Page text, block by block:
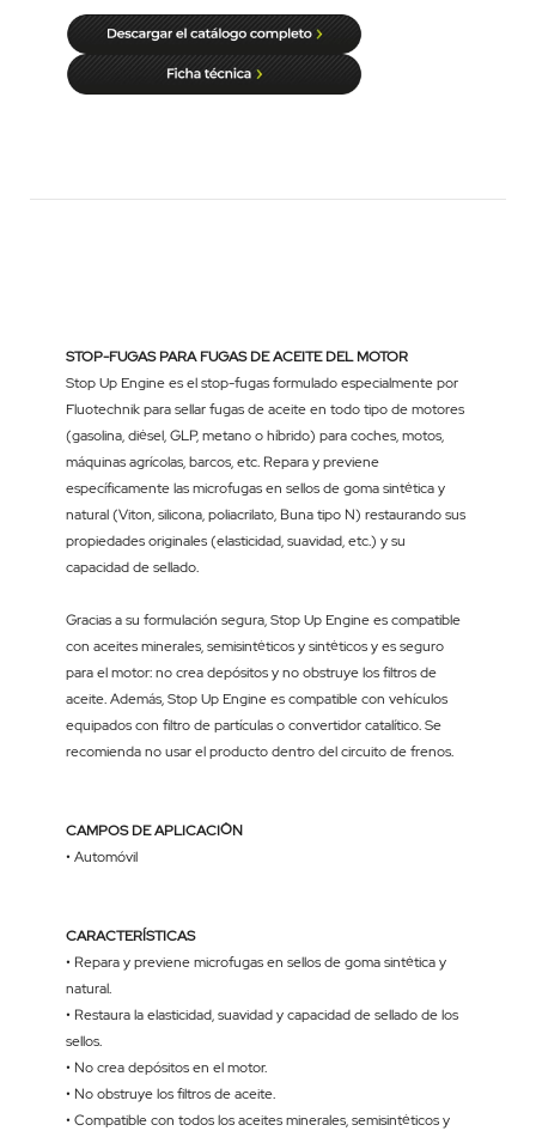
STOP-FUGAS PARA FUGAS DE ACEITE DEL MOTOR
Stop Up Engine es el stop-fugas formulado especialmente por
Fluotechnik para sellar fugas de aceite en todo tipo de motores
(gasolina, diésel, GLP, metano o híbrido) para coches, motos,
máquinas agrícolas, barcos, etc. Repara y previene
específicamente las microfugas en sellos de goma sintética y
natural (Viton, silicona, poliacrilato, Buna tipo N) restaurando sus
propiedades originales (elasticidad, suavidad, etc.) y su
capacidad de sellado.
Gracias a su formulación segura, Stop Up Engine es compatible
con aceites minerales, semisintéticos y sintéticos y es seguro
para el motor: no crea depósitos y no obstruye los filtros de
aceite. Además, Stop Up Engine es compatible con vehículos
equipados con filtro de partículas o convertidor catalítico. Se
recomienda no usar el producto dentro del circuito de frenos.
CAMPOS DE APLICACIÓN
• Automóvil
CARACTERÍSTICAS
• Repara y previene microfugas en sellos de goma sintética y
natural.
• Restaura la elasticidad, suavidad y capacidad de sellado de los
sellos.
• No crea depósitos en el motor.
• No obstruye los filtros de aceite.
• Compatible con todos los aceites minerales, semisintéticos y